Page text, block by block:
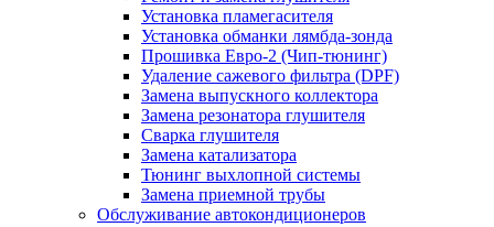
Установка пламегасителя
Установка обманки лямбда-зонда
Прошивка Евро-2 (Чип-тюнинг)
Удаление сажевого фильтра (DPF)
Замена выпускного коллектора
Замена резонатора глушителя
Сварка глушителя
Замена катализатора
Тюнинг выхлопной системы
Замена приемной трубы
Обслуживание автокондиционеров